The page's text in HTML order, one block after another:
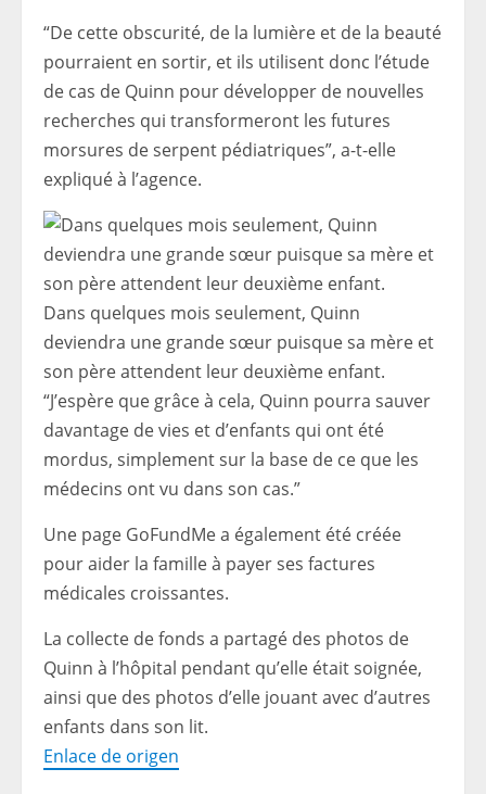
“De cette obscurité, de la lumière et de la beauté
pourraient en sortir, et ils utilisent donc l’étude
de cas de Quinn pour développer de nouvelles
recherches qui transformeront les futures
morsures de serpent pédiatriques”, a-t-elle
expliqué à l’agence.
Dans quelques mois seulement, Quinn
deviendra une grande sœur puisque sa mère et
son père attendent leur deuxième enfant.
“J’espère que grâce à cela, Quinn pourra sauver
davantage de vies et d’enfants qui ont été
mordus, simplement sur la base de ce que les
médecins ont vu dans son cas.”
Une page GoFundMe a également été créée
pour aider la famille à payer ses factures
médicales croissantes.
La collecte de fonds a partagé des photos de
Quinn à l’hôpital pendant qu’elle était soignée,
ainsi que des photos d’elle jouant avec d’autres
enfants dans son lit.
Enlace de origen